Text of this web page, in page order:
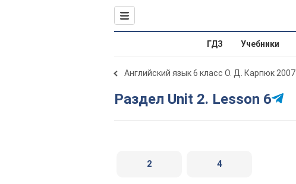
ГДЗ Учебники
Английский язык 6 класс О. Д. Карпюк 2007
Раздел Unit 2. Lesson 6
2 4